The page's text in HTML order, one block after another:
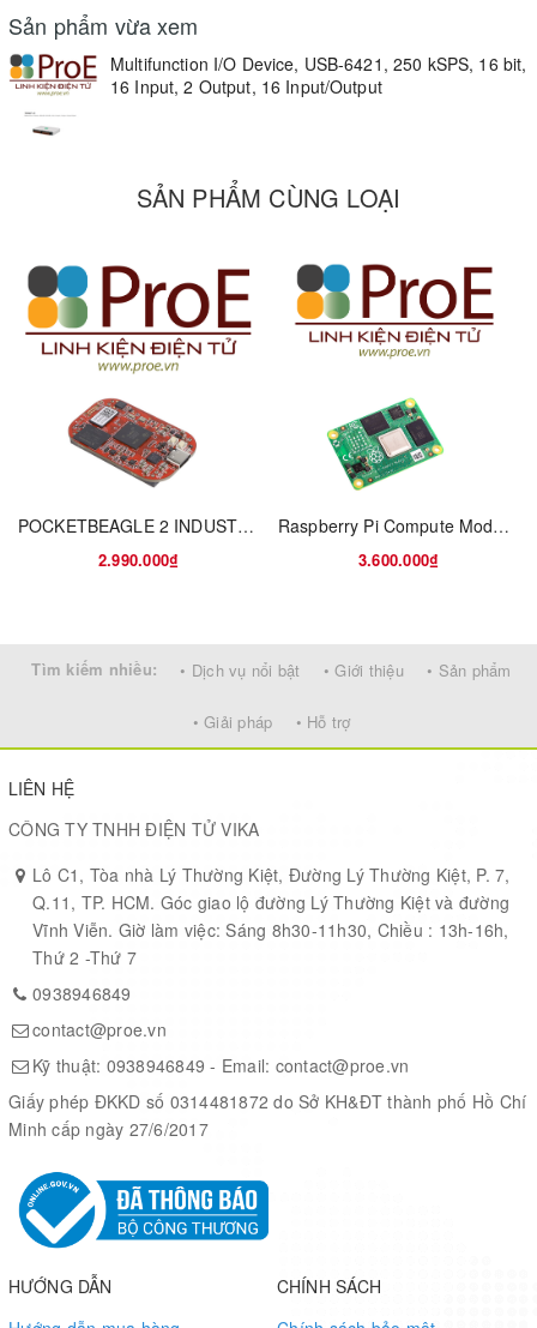
hardware-timed channels up to 10 MHz, or as triggers, clocks, or
I/O for the four onboard counters. The USB-6421 also supports
FlexLogger Lite, free data acquisition software from NI, and
includes documented APIs and examples for LabVIEW, Python,
Sản phẩm vừa xem
Multifunction I/O Device, USB-6421, 250 kSPS, 16 bit,
16 Input, 2 Output, 16 Input/Output
SẢN PHẨM CÙNG LOẠI
POCKETBEAGLE 2 INDUSTRIAL
2.990.000₫
Raspberry Pi Compute Module 4, with 2GB RAM, 32GB eMMC, BCM2711, ARM Cortex-A72
3.600.000₫
Tìm kiếm nhiều: • Dịch vụ nổi bật • Giới thiệu • Sản phẩm
• Giải pháp • Hỗ trợ
LIÊN HỆ
CÔNG TY TNHH ĐIỆN TỬ VIKA
Lô C1, Tòa nhà Lý Thường Kiệt, Đường Lý Thường Kiệt, P. 7,
Q.11, TP. HCM. Góc giao lộ đường Lý Thường Kiệt và đường
Vĩnh Viễn. Giờ làm việc: Sáng 8h30-11h30, Chiều : 13h-16h,
Thứ 2 -Thứ 7
0938946849
contact@proe.vn
Kỹ thuật: 0938946849 - Email: contact@proe.vn
Giấy phép ĐKKD số 0314481872 do Sở KH&ĐT thành phố Hồ Chí
Minh cấp ngày 27/6/2017
HƯỚNG DẪN
CHÍNH SÁCH